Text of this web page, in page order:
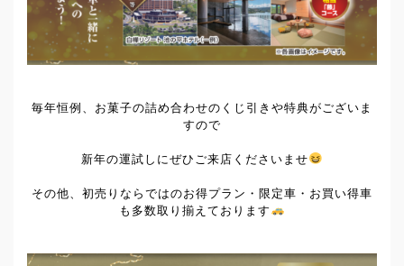
毎年恒例、お菓子の詰め合わせのくじ引きや特典がございま
すので
新年の運試しにぜひご来店くださいませ
その他、初売りならではのお得プラン・限定車・お買い得車
も多数取り揃えております